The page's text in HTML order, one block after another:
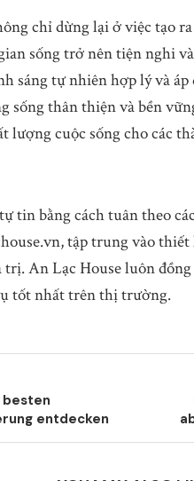
chỉ dừng lại ở việc tạo
sống trở nên tiện nghi
sáng tự nhiên hợp lý và
sống thân thiện và bền
lượng cuộc sống cho các
tin bằng cách tuân theo
tập trung vào
An Lạc House luôn
tốt nhất trên thị trường.
besten
entdecken